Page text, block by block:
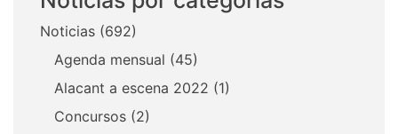
Noticias (692)
Agenda mensual (45)
Alacant a escena 2022 (1)
Concursos (2)